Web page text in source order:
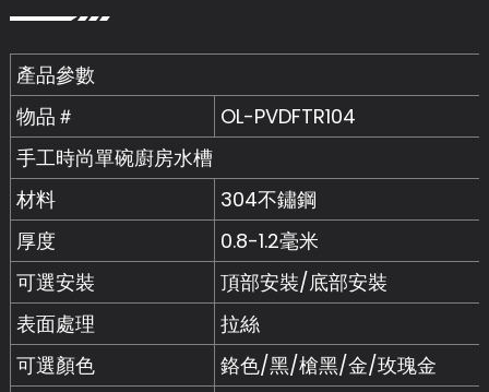
產品參數
物品＃
OL-PVDFTR104
手工時尚單碗廚房水槽
材料
304不鏽鋼
厚度
0.8-1.2毫米
可選安裝
頂部安裝/底部安裝
表面處理
拉絲
可選顏色
鉻色/黑/槍黑/金/玫瑰金